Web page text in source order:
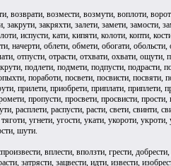
возмести, возмути, воплоти,
закряхти, залети, замети, замости,
испусти, кати, кипяти, колоти, копти,
начерти, облети, обмети, обогати,
отпусти, отрасти, отхвати, охвати, ощути,
подлети, подмети, подпусти, подрасти,
поработи, посвети, посвисти, посвяти,
прилети, приобрети, приплати, приплети,
пропусти, просвети, просвисти,
расплети, распусти, расти, свети, свинти,
угнети, угости, укати, укороти,
шути.
вплести, вползти, грести,
затрясти, зацвести, идти, извести,